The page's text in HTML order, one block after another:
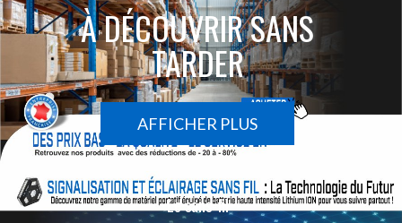
À DÉCOUVRIR SANS
TARDER
AFFICHER PLUS
Le sans-fil